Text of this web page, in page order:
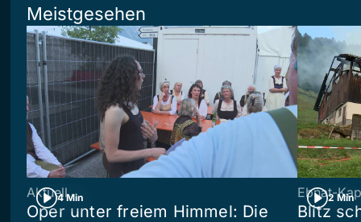
Meistgesehen
4 Min
Aktuell
Oper unter freiem Himmel: Die
2 Min
Ebnat-
Blitz